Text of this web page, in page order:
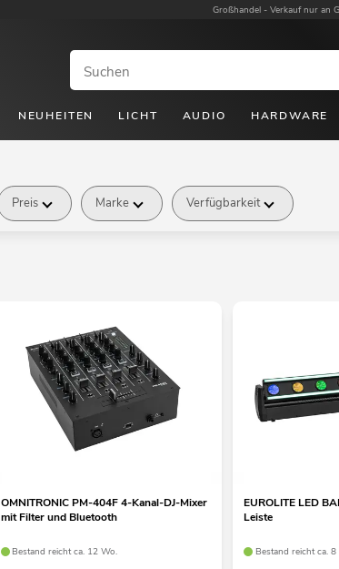
Großhandel - Verkauf nur an
NEUHEITEN LICHT AUDIO HARDWARE
Preis Marke Verfügbarkeit
OMNITRONIC PM-404F 4-Kanal-DJ-Mixer
mit Filter und Bluetooth
Bestand reicht ca. 12 Wo.
EUROLITE LED
Leiste
Bestand reicht ca. 8